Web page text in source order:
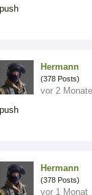
push
Hermann
(378 Posts)
vor 2
push
Hermann
(378 Posts)
vor 1 Monat